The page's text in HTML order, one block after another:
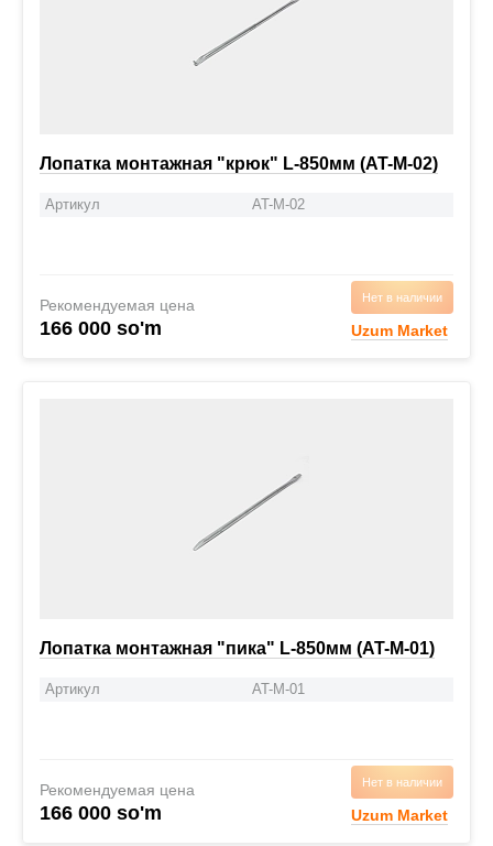
Лопатка монтажная "крюк" L-850мм (AT-M-02)
Артикул AT-M-02
Рекомендуемая цена
166 000 so'm
Нет в наличии
Uzum Market
Лопатка монтажная "пика" L-850мм (AT-M-01)
Артикул AT-M-01
Рекомендуемая цена
166 000 so'm
Нет в наличии
Uzum Market